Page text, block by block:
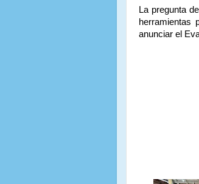
La pregunta
herramientas
anunciar el